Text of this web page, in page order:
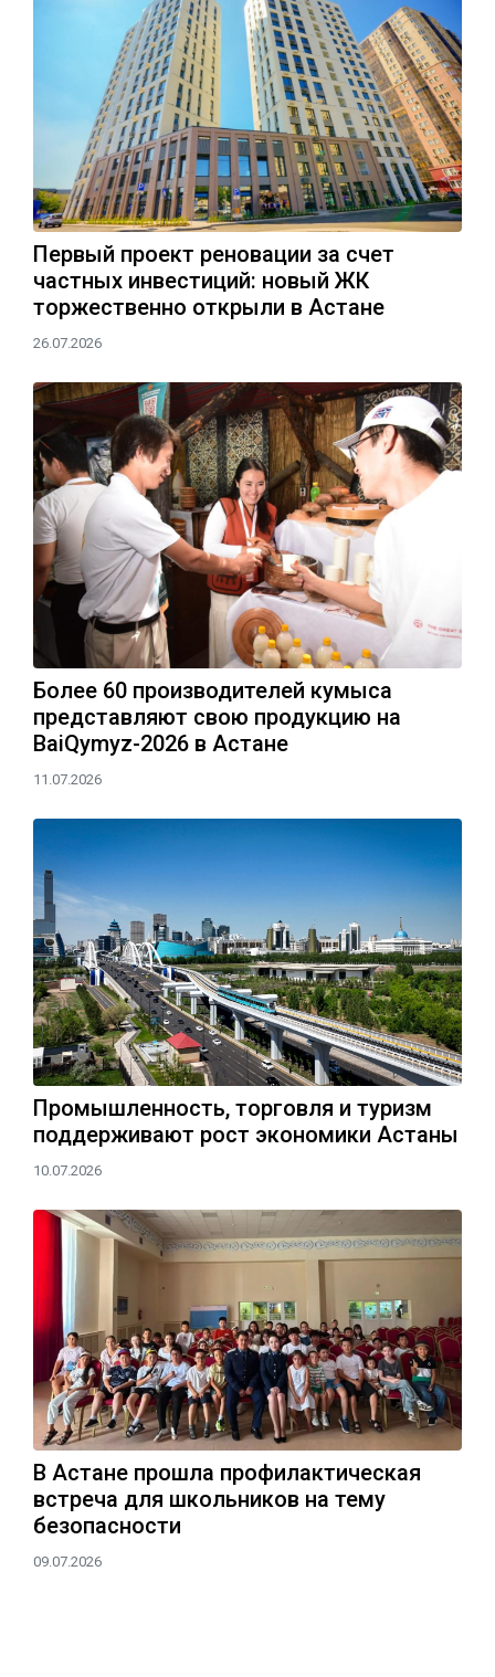
Первый проект реновации за счет
частных инвестиций: новый ЖК
торжественно открыли в Астане
26.07.2026
Более 60 производителей кумыса
представляют свою продукцию на
BaiQymyz-2026 в Астане
11.07.2026
Промышленность, торговля и туризм
поддерживают рост экономики Астаны
10.07.2026
В Астане прошла профилактическая
встреча для школьников на тему
безопасности
09.07.2026